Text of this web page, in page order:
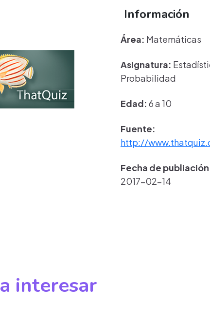
Información
Área: Matemáticas
Asignatura:
Probabilidad
Edad: 6 a 10
Fuente:
http://
Fecha de
2017-02-14
interesar